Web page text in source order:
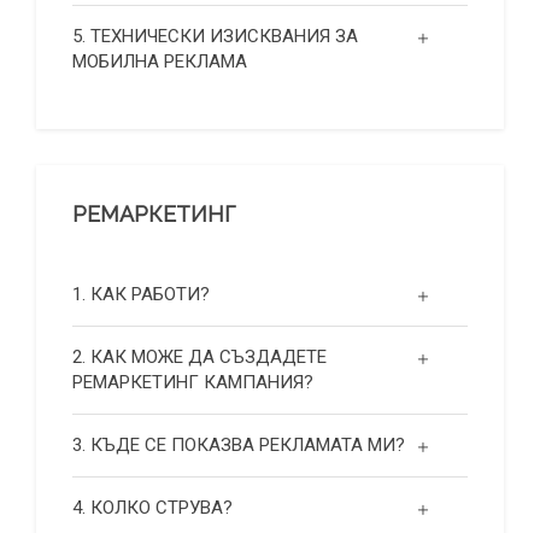
5. ТЕХНИЧЕСКИ ИЗИСКВАНИЯ ЗА
МОБИЛНА РЕКЛАМА
РЕМАРКЕТИНГ
1. КАК РАБОТИ?
2. КАК МОЖЕ ДА СЪЗДАДЕТЕ
РЕМАРКЕТИНГ КАМПАНИЯ?
3. КЪДЕ СЕ ПОКАЗВА РЕКЛАМАТА МИ?
4. КОЛКО СТРУВА?